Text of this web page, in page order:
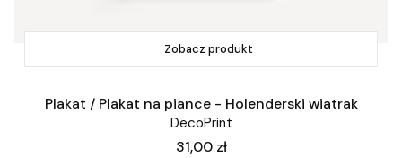
Zobacz produkt
Plakat / Plakat na piance - Holenderski wiatrak
DecoPrint
Cena
31,00 zł